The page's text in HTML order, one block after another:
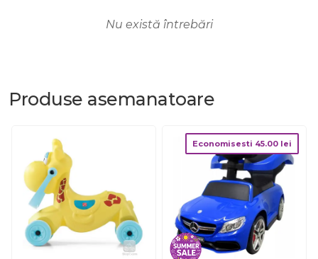
Nu există întrebări
Produse asemanatoare
Economisesti 45.00 lei